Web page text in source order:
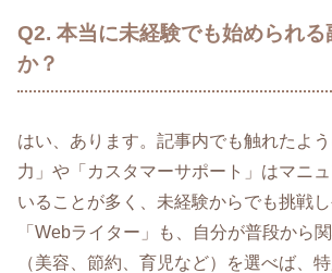
Q2. 本当に未経験でも始められ
か？
はい、あります。記事内でも触れたよ
力」や「カスタマーサポート」はマニ
いることが多く、未経験からでも挑戦し
「Webライター」も、自分が普段から
（美容、節約、育児など）を選べば、